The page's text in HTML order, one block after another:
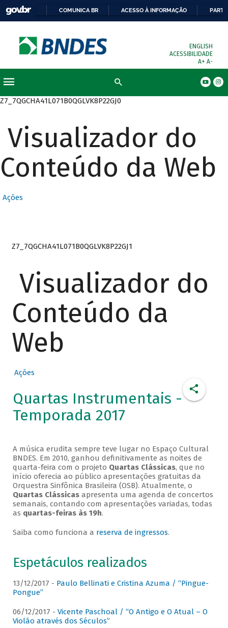
COMUNICA BR ACESSO À INFORMAÇÃO
ENGLISH
ACESSIBILIDADE
A+ A-
Z7_7QGCHA41L071B0QGLVK8P22GJ0
Visualizador do
Conteúdo da Web
Ações
Z7_7QGCHA41L071B0QGLVK8P22GJ1
Visualizador do
Conteúdo da
Web
Ações
Quartas Instrumentais -
Temporada 2017
A música erudita sempre teve lugar no Espaço Cultural
BNDES. Em 2010, ganhou definitivamente as noites de
quarta-feira com o projeto Quartas Clássicas, que no
início oferecia ao público apresentações gratuitas da
Orquestra Sinfônica Brasileira (OSB). Atualmente, o
Quartas Clássicasapresenta uma agenda de concertos
semanais, contando com apresentações variadas, todas
as quartas-feiras às 19h.
Saiba como funciona a reserva de ingressos.
Espetáculos realizados
13/12/2017 - Paulo Bellinati e Cristina Azuma / “Pingue-
Pongue”
06/12/2017 - Vicente Paschoal / “O Antigo e O Atual – O
Violão através dos Séculos”